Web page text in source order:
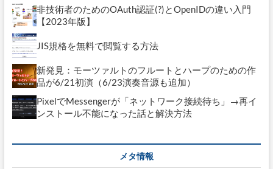
非技術者のためのOAuth認証(?)とOpenIDの違い入門
【2023年版】
JIS規格を無料で閲覧する方法
新発見：モーツァルトのフルートとハープのための作
品が6/21初演（6/23演奏音源も追加）
PixelでMessengerが「ネットワーク接続待ち」→再イ
ンストール不能になった話と解決方法
メタ情報